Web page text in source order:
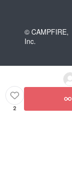
© CAMPFIRE,
Inc.
2